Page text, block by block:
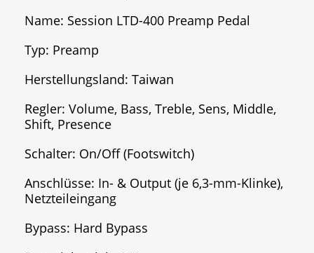
Name: Session LTD-400 Preamp Pedal
Typ: Preamp
Herstellungsland: Taiwan
Regler: Volume, Bass, Treble, Sens, Middle,
Shift, Presence
Schalter: On/Off (Footswitch)
Anschlüsse: In- & Output (je 6,3-mm-Klinke),
Netzteileingang
Bypass: Hard Bypass